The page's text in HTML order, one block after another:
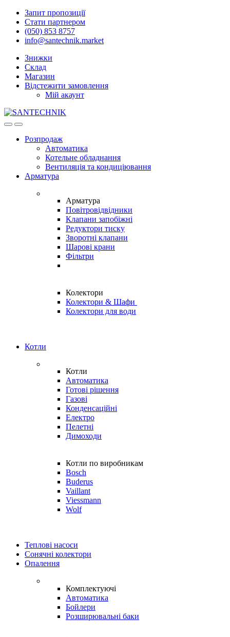
Skip
navigation
Skip
content
Запит пропозиції
Стати партнером
(050) 853 8757
info@santechnik.market
Знижки
Склад
Магазин
Відстежити замовлення
Мій акаунт
OpenClose
Розпродаж
Автоматика
Котельне обладнання
Вентиляція та кондиціювання
Арматура
Арматура
Повітровідвідники
Клапани запобіжні
Редуктори тиску
Зворотні клапани
Шарові крани
Фільтри
Колектори
Колектори & Шафи
Колектори для води
Котли
Котли
Автоматика
Готові рішення
Газові
Конденсаційні
Електро
Пелетні
Димоходи
Котли по виробникам
Bosch
Buderus
Vaillant
Viessmann
Wolf
Теплові насоси
Сонячні колектори
Опалення
Комплектуючі
Автоматика
Бойлери
Розширювальні баки